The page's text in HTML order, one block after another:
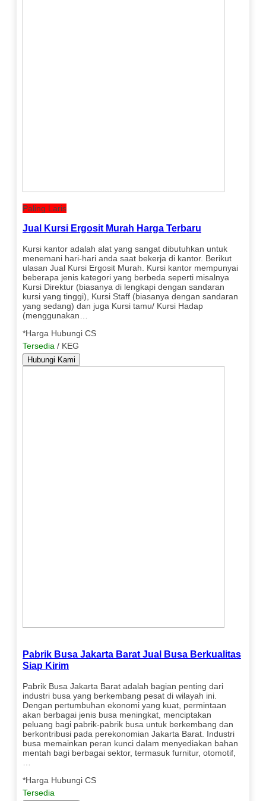
Paling Laris
Jual Kursi Ergosit Murah Harga Terbaru
Kursi kantor adalah alat yang sangat dibutuhkan untuk
menemani hari-hari anda saat bekerja di kantor. Berikut
ulasan Jual Kursi Ergosit Murah. Kursi kantor mempunyai
beberapa jenis kategori yang berbeda seperti misalnya
Kursi Direktur (biasanya di lengkapi dengan sandaran
kursi yang tinggi), Kursi Staff (biasanya dengan sandaran
yang sedang) dan juga Kursi tamu/ Kursi Hadap
(menggunakan…
*Harga Hubungi CS
Tersedia / KEG
Hubungi Kami
Pabrik Busa Jakarta Barat Jual Busa Berkualitas
Siap Kirim
Pabrik Busa Jakarta Barat adalah bagian penting dari
industri busa yang berkembang pesat di wilayah ini.
Dengan pertumbuhan ekonomi yang kuat, permintaan
akan berbagai jenis busa meningkat, menciptakan
peluang bagi pabrik-pabrik busa untuk berkembang dan
berkontribusi pada perekonomian Jakarta Barat. Industri
busa memainkan peran kunci dalam menyediakan bahan
mentah bagi berbagai sektor, termasuk furnitur, otomotif,
*Harga Hubungi CS
Tersedia